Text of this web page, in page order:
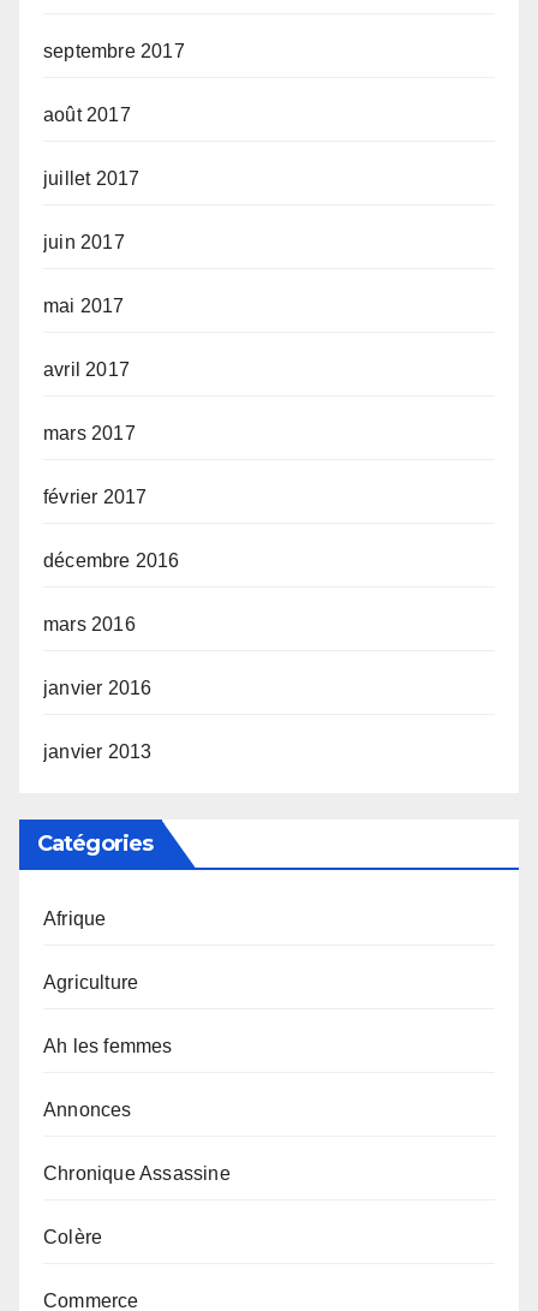
septembre 2017
août 2017
juillet 2017
juin 2017
mai 2017
avril 2017
mars 2017
février 2017
décembre 2016
mars 2016
janvier 2016
janvier 2013
Catégories
Afrique
Agriculture
Ah les femmes
Annonces
Chronique Assassine
Colère
Commerce